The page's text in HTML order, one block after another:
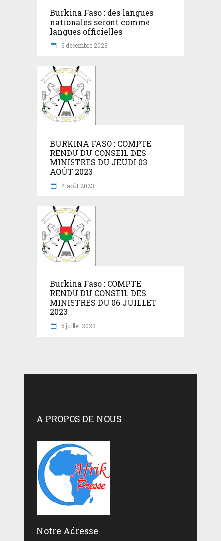
Burkina Faso : des langues
nationales seront comme
langues officielles
6 décembre 2023
BURKINA FASO : COMPTE
RENDU DU CONSEIL DES
MINISTRES DU JEUDI 03
AOÛT 2023
4 août 2023
Burkina Faso : COMPTE
RENDU DU CONSEIL DES
MINISTRES DU 06 JUILLET
2023
6 juillet 2023
A PROPOS DE NOUS
Notre Adresse